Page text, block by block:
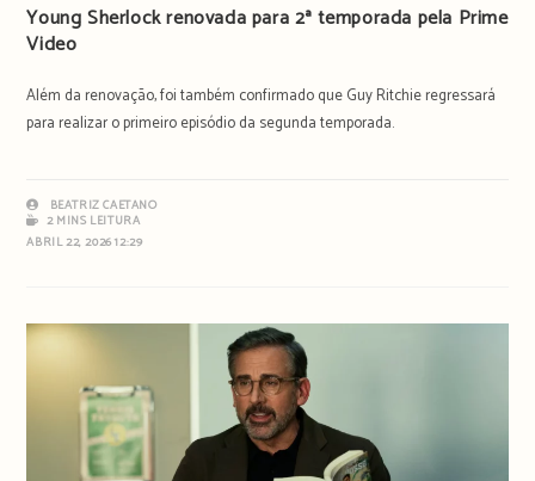
Young Sherlock renovada para 2ª temporada pela Prime
Video
Além da renovação, foi também confirmado que Guy Ritchie regressará
para realizar o primeiro episódio da segunda temporada.
BEATRIZ CAETANO
2 MINS LEITURA
ABRIL 22, 2026 12:29